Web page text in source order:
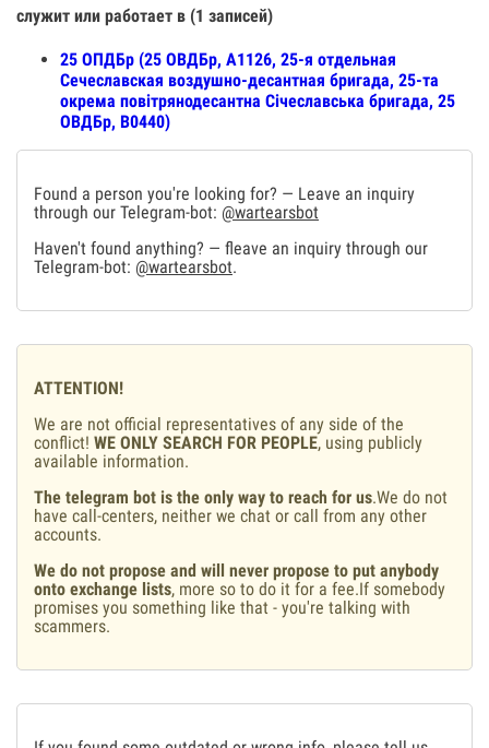
служит или работает в (1 записей)
25 ОПДБр (25 ОВДБр, А1126, 25-я отдельная
Сечеславская воздушно-десантная бригада, 25-та
окрема повітрянодесантна Січеславська бригада, 25
ОВДБр, В0440)
Found a person you're looking for? — Leave an inquiry
through our Telegram-bot: @wartearsbot
Haven't found anything? — fleave an inquiry through our
Telegram-bot: @wartearsbot.
ATTENTION!
We are not official representatives of any side of the
conflict! WE ONLY SEARCH FOR PEOPLE, using publicly
available information.
The telegram bot is the only way to reach for us.We do not
have call-centers, neither we chat or call from any other
accounts.
We do not propose and will never propose to put anybody
onto exchange lists, more so to do it for a fee.If somebody
promises you something like that - you're talking with
scammers.